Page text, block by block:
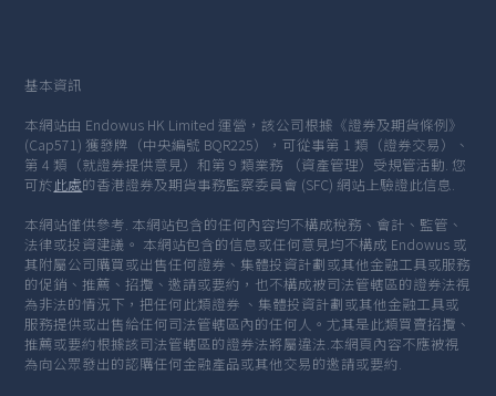
基本資訊
本網站由 Endowus HK Limited 運營，該公司根據《證券及期貨條例》
(Cap571) 獲發牌（中央編號 BQR225），可從事第 1 類（證券交易）、
第 4 類（就證券提供意見）和第 9 類業務 （資產管理）受規管活動. 您
可於此處的香港證券及期貨事務監察委員會 (SFC) 網站上驗證此信息.
本網站僅供參考. 本網站包含的任何內容均不構成稅務、會計、監管、
法律或投資建議。 本網站包含的信息或任何意見均不構成 Endowus 或
其附屬公司購買或出售任何證券、集體投資計劃或其他金融工具或服務
的促銷、推薦、招攬、邀請或要約，也不構成被司法管轄區的證券法視
為非法的情況下，把任何此類證券 、集體投資計劃或其他金融工具或
服務提供或出售給任何司法管轄區內的任何人。尤其是此類買賣招攬、
推薦或要約根據該司法管轄區的證券法將屬違法.本網頁內容不應被視
為向公眾發出的認購任何金融產品或其他交易的邀請或要約.